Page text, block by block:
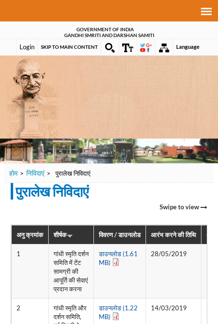
GOVERNMENT OF INDIA
GANDHI SMRITI AND DARSHAN SAMITI
Login SKIP TO MAIN CONTENT Language
होम > निविदाएं > पुरालेख निविदाएं
पुरालेख निविदाएं
Swipe to view
अनु क्रमांक शीर्षक विवरण / डाउनलोड आरंभ करने की तिथि
1
गांधी स्मृति दर्शन
समिति में टेंट
सामग्री की
आपूर्ति की सेवाएं
प्रदान करना
डाउनलोड (1.61
MB)
28/05/2019
2
गांधी स्मृति और
दर्शन समिति,
डाउनलोड (1.22
MB)
14/03/2019